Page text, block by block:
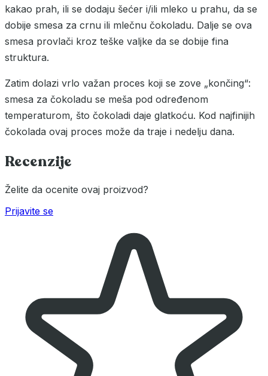
kakao prah, ili se dodaju šećer i/ili mleko u prahu, da se
dobije smesa za crnu ili mlečnu čokoladu. Dalje se ova
smesa provlači kroz teške valjke da se dobije fina
struktura.
Zatim dolazi vrlo važan proces koji se zove „končing“:
smesa za čokoladu se meša pod određenom
temperaturom, što čokoladi daje glatkoću. Kod najfinijih
čokolada ovaj proces može da traje i nedelju dana.
Recenzije
Želite da ocenite ovaj proizvod?
Prijavite se